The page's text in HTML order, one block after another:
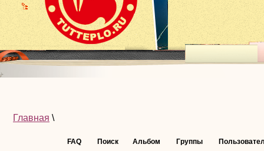
Главная \
FAQ Поиск Альбом Группы